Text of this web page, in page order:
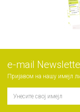
е-mail
Пријавом на нашу имејл